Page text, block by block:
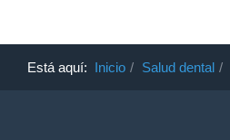
Está aquí: Inicio Salud dental